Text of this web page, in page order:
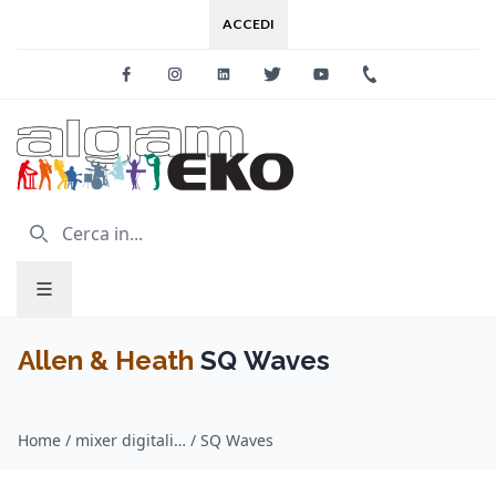
ACCEDI
FacebookInstagramLinkedinTwitter Youtube
Allen & Heath SQ Waves
Home / mixer digitali / Allen & Heath / SQ Waves